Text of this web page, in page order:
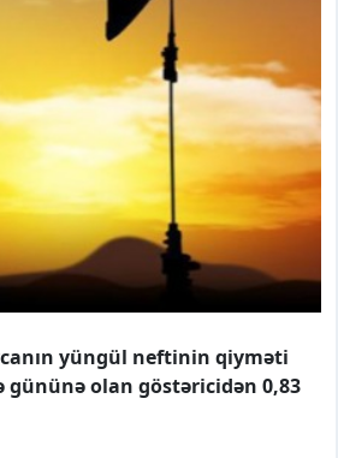
yüngül neftinin qiyməti
gününə olan göstəricidən 0,83